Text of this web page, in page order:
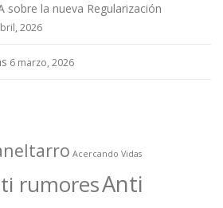
sobre la nueva Regularización
2026
6 marzo, 2026
Acercando Vidas
rumoresAnti